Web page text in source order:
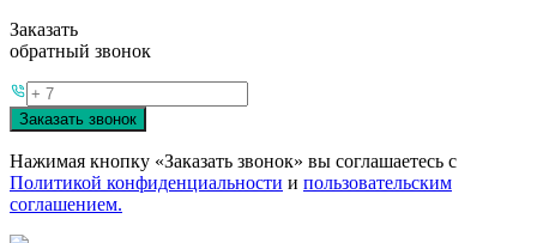
Заказать
обратный звонок
Заказать звонок
Нажимая кнопку «Заказать звонок» вы соглашаетесь с
Политикой конфиденциальности и пользовательским
соглашением.